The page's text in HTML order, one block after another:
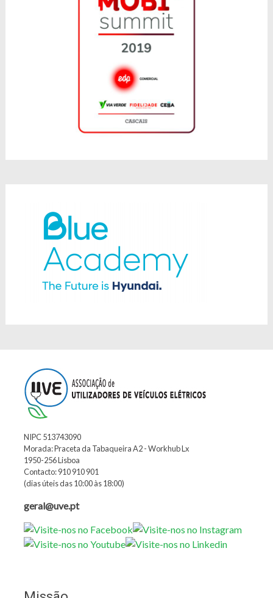
NIPC 513743090
Morada: Praceta da Tabaqueira A2 - Workhub Lx
1950-256 Lisboa
Contacto: 910 910 901
(dias úteis das 10:00 às 18:00)
geral@uve.pt